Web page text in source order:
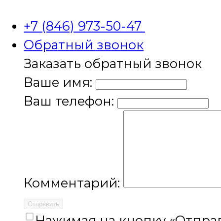
+7 (846) 973-50-47
Обратный звонок
Заказать обратный звонок
Ваше имя:
Ваш телефон:
Комментарий:
Отправить